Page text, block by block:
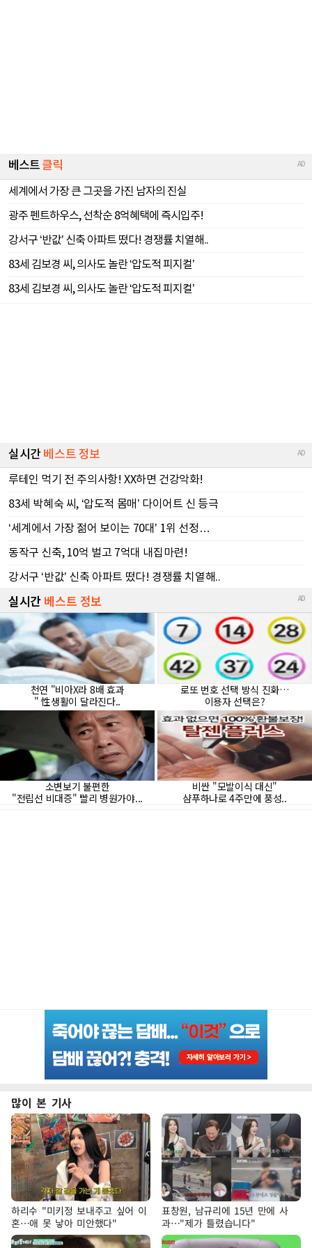
많이 본 기사
하리수 "미키정 보내주고 싶어 이
혼…애 못 낳아 미안했다"
표창원, 남규리에 15년 만에 사
과…"제가 틀렸습니다"